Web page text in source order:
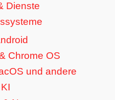
Dienste
Chrome OS
und andere
KI